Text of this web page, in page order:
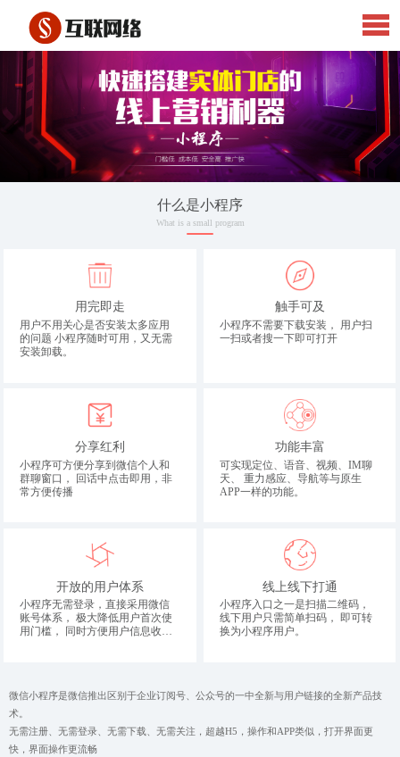
什么是小程序
What is a small program
用完即走
用户不用关心是否安装太多应用
的问题 小程序随时可用，又无需
安装卸载。
触手可及
小程序不需要下载安装， 用户扫
一扫或者搜一下即可打开
分享红利
小程序可方便分享到微信个人和
群聊窗口， 回话中点击即用，非
常方便传播
功能丰富
可实现定位、语音、视频、IM聊
天、 重力感应、导航等与原生
APP一样的功能。
开放的用户体系
小程序无需登录，直接采用微信
账号体系， 极大降低用户首次使
用门槛， 同时方便用户信息收
线上线下打通
小程序入口之一是扫描二维码，
线下用户只需简单扫码， 即可转
换为小程序用户。
微信小程序是微信推出区别于企业订阅号、公众号的一中全新与用户链接的全新产品技
术。
无需注册、无需登录、无需下载、无需关注，超越H5，操作和APP类似，打开界面更
快，界面操作更流畅